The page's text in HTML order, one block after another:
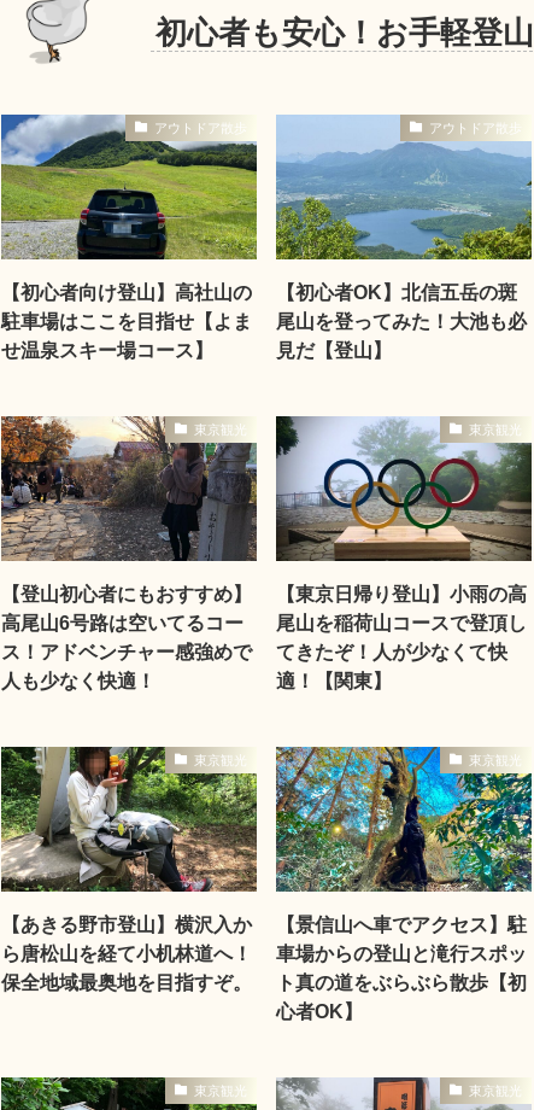
初心者も安心！お手軽登山
アウトドア散歩
【初心者向け登山】高社山の
駐車場はここを目指せ【よま
せ温泉スキー場コース】
アウトドア散歩
【初心者OK】北信五岳の斑
尾山を登ってみた！大池も必
見だ【登山】
東京観光
【登山初心者にもおすすめ】
高尾山6号路は空いてるコー
ス！アドベンチャー感強めで
人も少なく快適！
東京観光
【東京日帰り登山】小雨の高
尾山を稲荷山コースで登頂し
てきたぞ！人が少なくて快
適！【関東】
東京観光
【あきる野市登山】横沢入か
ら唐松山を経て小机林道へ！
保全地域最奥地を目指すぞ。
東京観光
【景信山へ車でアクセス】駐
車場からの登山と滝行スポッ
ト真の道をぶらぶら散歩【初
心者OK】
東京観光 東京観光